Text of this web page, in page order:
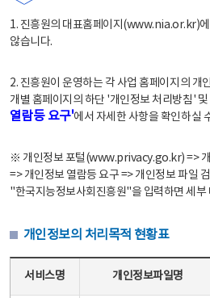
1. 진흥원의 대표홈페이지(www.nia.or.kr)에
않습니다.
2. 진흥원이 운영하는 각 사업 홈페이지의 개
개별 홈페이지의 하단 '개인정보 처리방침' 및
열람등 요구'에서 자세한 사항을 확인하실
※ 개인정보 포털(www.privacy.go.kr) =>
=> 개인정보 열람등 요구 => 개인정보 파일
"한국지능정보사회진흥원"을 입력하면 세부
개인정보의 처리목적 현황표
서비스명 개인정보파일명